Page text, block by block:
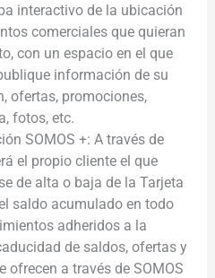
interactivo de la ubicación
comerciales que quieran
con un espacio en el que
información de su
ofertas, promociones,
fotos, etc.
SOMOS +: A través de
el propio cliente el que
de alta o baja de la Tarjeta
saldo acumulado en todo
adheridos a la
de saldos, ofertas y
ofrecen a través de SOMOS